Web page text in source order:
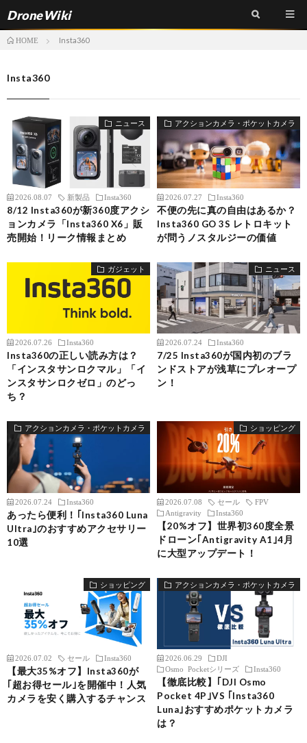
DroneWiki
HOME Insta360
Insta360
ニュース
2026.08.07 新製品 Insta360
8/12 Insta360が新360度アクシ
ョンカメラ「Insta360 X6」販
売開始！リーク情報まとめ
アクションカメラ・ポケットカメラ
2026.07.27 Insta360
不便の先に真の自由はあるか？
Insta360 GO 3S レトロキット
が問うノスタルジーの価値
ガジェット
2026.07.26 Insta360
Insta360の正しい読み方は？
「インスタサンロクマル」「イ
ンスタサンロクゼロ」のどっ
ち？
ニュース
2026.07.24 Insta360
7/25 Insta360が国内初のブラ
ンドストアが浅草にプレオープ
ン！
アクションカメラ・ポケットカメラ
2026.07.24 Insta360
あったら便利！｢Insta360 Luna
Ultra｣のおすすめアクセサリー
10選
ショッピング
2026.07.08 セール
FPV
Antigravity
Insta360
【20%オフ】世界初360度全景
ドローン｢Antigravity A1｣4月
に大型アップデート！
ショッピング
2026.07.02 セール Insta360
【最大35%オフ】Insta360が
｢超お得セール｣を開催中！人気
カメラを安く購入するチャンス
アクションカメラ・ポケットカメラ
2026.06.29
DJI
Osmo Pocketシリーズ
Insta360
【徹底比較】｢DJI Osmo
Pocket 4P｣VS ｢Insta360
Luna｣おすすめポケットカメラ
は？